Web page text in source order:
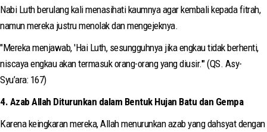
Nabi Luth berulang kali menasihati kaumnya agar kembali kepada fitrah,
namun mereka justru menolak dan mengejeknya.
"Mereka menjawab, 'Hai Luth, sesungguhnya jika engkau tidak berhenti,
niscaya engkau akan termasuk orang-orang yang diusir.'" (QS. Asy-
Syu’ara: 167)
4. Azab Allah Diturunkan dalam Bentuk Hujan Batu dan Gempa
Karena keingkaran mereka, Allah menurunkan azab yang dahsyat dengan